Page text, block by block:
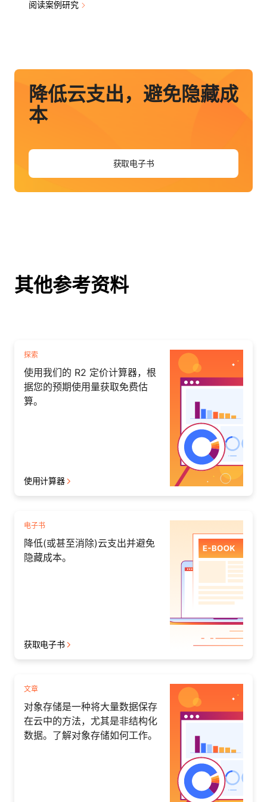
阅读案例研究
降低云支出，避免隐藏成
本
获取电子书
其他参考资料
探索
使用我们的 R2 定价计算器，根
据您的预期使用量获取免费估
算。
使用计算器
电子书
降低(或甚至消除)云支出并避免
隐藏成本。
获取电子书
文章
对象存储是一种将大量数据保存
在云中的方法，尤其是非结构化
数据。了解对象存储如何工作。